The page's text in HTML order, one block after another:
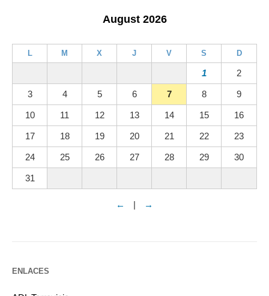
August 2026
L M X J V S D
1 2
3 4 5 6 7 8 9
10 11 12 13 14 15 16
17 18 19 20 21 22 23
24 25 26 27 28 29 30
31
← | →
ENLACES